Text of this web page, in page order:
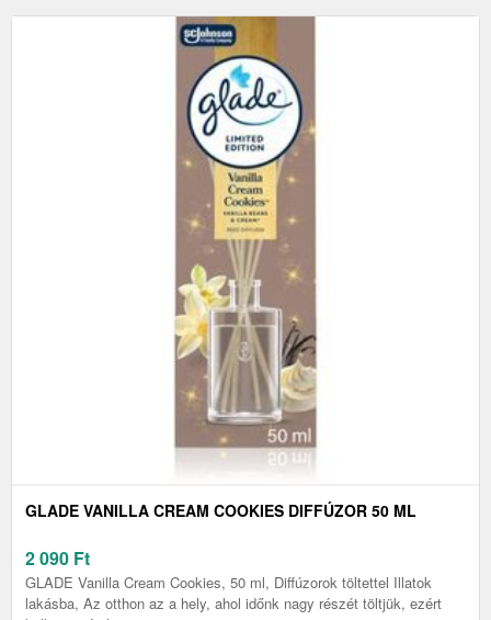
GLADE VANILLA CREAM COOKIES DIFFÚZOR 50 ML
2 090 Ft
GLADE Vanilla Cream Cookies, 50 ml, Diffúzorok töltettel Illatok
lakásba, Az otthon az a hely, ahol időnk nagy részét töltjük, ezért